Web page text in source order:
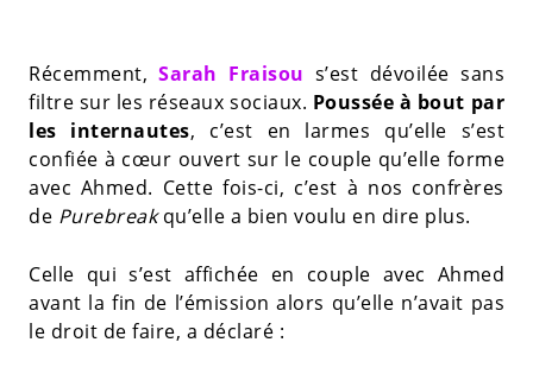
Récemment,Sarah Fraisou s’est dévoilée sans
filtre sur les réseaux sociaux. Poussée à bout par
les internautes, c’est en larmes qu’elle s’est
confiée à cœur ouvert sur le couple qu’elle forme
avec Ahmed. Cette fois-ci, c’est à nos confrères
de Purebreakqu’elle a bien voulu en dire plus.
Celle qui s’est affichée en couple avec Ahmed
avant la fin de l’émission alors qu’elle n’avait pas
le droit de faire, a déclaré :